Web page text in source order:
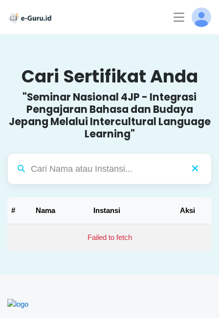
Cari Sertifikat Anda
"Seminar Nasional 4JP - Integrasi
Pengajaran Bahasa dan Budaya
Jepang Melalui Intercultural Language
Learning"
# Nama Instansi Aksi
Failed to fetch